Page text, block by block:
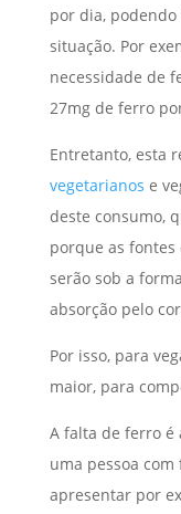
por dia,
situação. Por
necessidade de
27mg de ferro
Entretanto, esta
vegetarianos e
deste consumo,
porque as
serão sob a
absorção pelo
Por isso, para
maior, para
A falta de ferro é
uma pessoa
apresentar por